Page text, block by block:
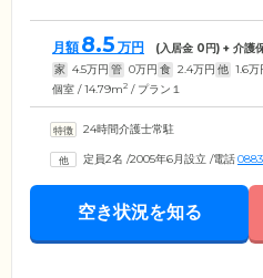
月額 8.5 万円 (入居金 0円) + 介護
家 4.5万円 管 0万円 食 2.4万円 他 1.6万
個室 / 14.79m2 / プラン１
24時間介護士常駐
定員2名 /2005年6月設立 /電話
空き状況を知る